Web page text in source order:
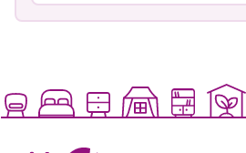
por
¡Contáctanos!